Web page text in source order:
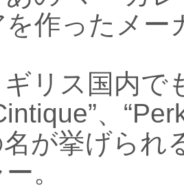
を作ったメー
リス国内で
、
名が挙げら
。